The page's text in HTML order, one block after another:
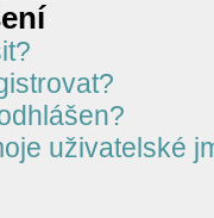
uživatelské